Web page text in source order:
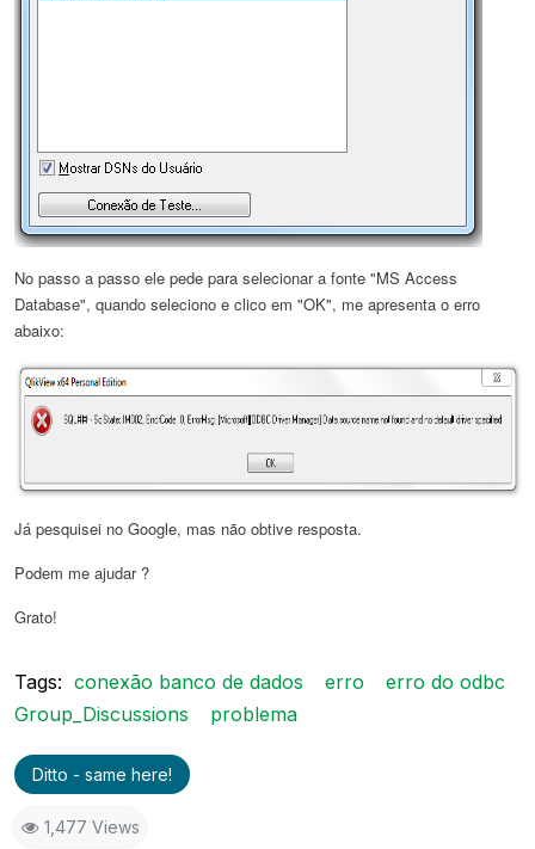
No passo a passo ele pede para selecionar a fonte "MS Access
Database", quando seleciono e clico em "OK", me apresenta o erro
abaixo:
Já pesquisei no Google, mas não obtive resposta.
Podem me ajudar ?
Grato!
Tags: conexão banco de dados erro
erro do odbc
Group_Discussions
problema
Ditto - same here!
1,477 Views